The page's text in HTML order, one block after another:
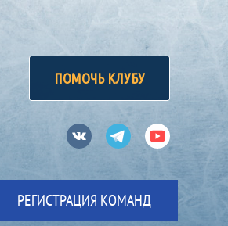
ПОМОЧЬ КЛУБУ
ВконтактеТелеграмЮтуб
РЕГИСТРАЦИЯ КОМАНД